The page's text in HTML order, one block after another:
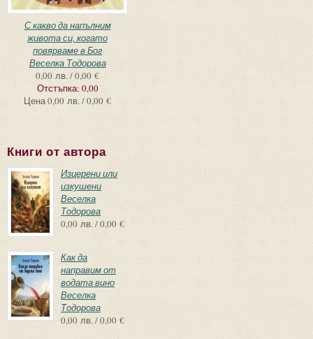
С какво да напълним
живота си, когато
повярваме в Бог
Веселка Тодорова
0,00 лв. / 0,00 €
Отстъпка: 0,00
Цена0,00 лв. / 0,00 €
Книги от автора
Изцерени или
изкушени
Веселка
Тодорова
0,00 лв. / 0,00 €
Как да
направим от
водата вино
Веселка
Тодорова
0,00 лв. / 0,00 €